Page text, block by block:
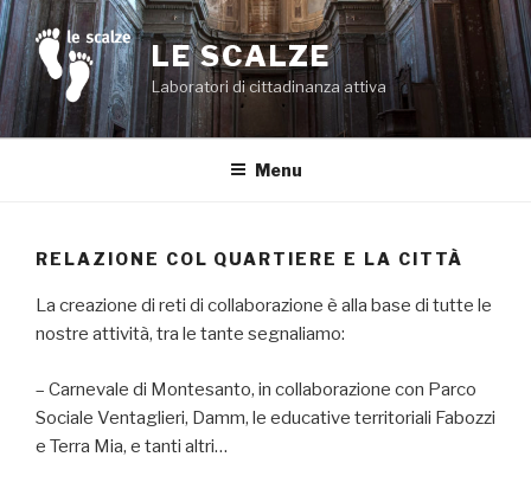
Salta
al
contenuto
LE SCALZE
Laboratori di cittadinanza attiva
Menu
RELAZIONE COL QUARTIERE E LA CITTÀ
La creazione di reti di collaborazione è alla base di tutte le
nostre attività, tra le tante segnaliamo:
– Carnevale di Montesanto, in collaborazione con Parco
Sociale Ventaglieri, Damm, le educative territoriali Fabozzi
e Terra Mia, e tanti altri…